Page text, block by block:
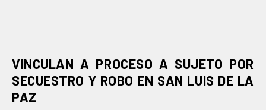
VINCULAN A PROCESO A SUJETO POR
SECUESTRO Y ROBO EN SAN LUIS DE LA
PAZ